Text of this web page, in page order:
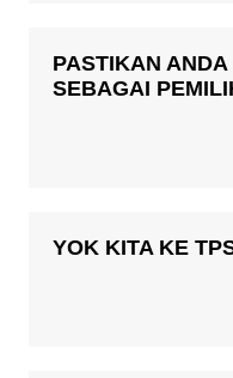
PASTIKAN
SEBAGAI
YOK KITA KE